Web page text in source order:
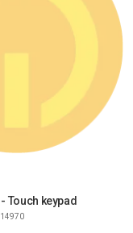
Touch keypad